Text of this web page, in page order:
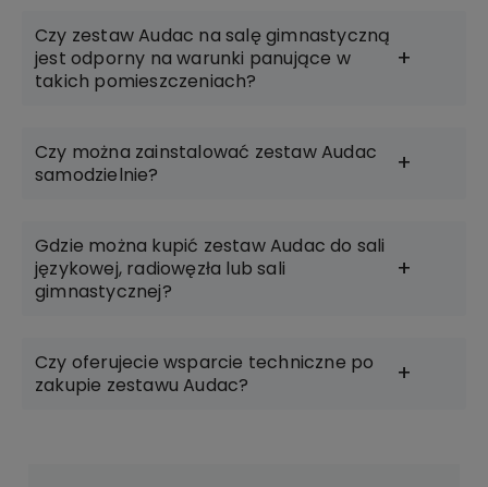
Czy zestaw Audac na salę gimnastyczną
jest odporny na warunki panujące w
takich pomieszczeniach?
Czy można zainstalować zestaw Audac
samodzielnie?
Gdzie można kupić zestaw Audac do sali
językowej, radiowęzła lub sali
gimnastycznej?
Czy oferujecie wsparcie techniczne po
zakupie zestawu Audac?